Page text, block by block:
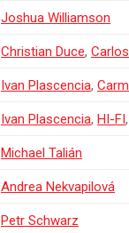
Joshua Williamson
Christian Duce,
Ivan Plascencia,
Ivan Plascencia, HI-FI,
Michael Talián
Andrea Nekvapilová
Petr Schwarz